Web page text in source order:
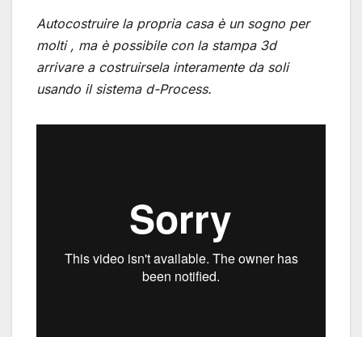
Autocostruire la propria casa è un sogno per
molti , ma è possibile con la stampa 3d
arrivare a costruirsela interamente da soli
usando il sistema d-Process.